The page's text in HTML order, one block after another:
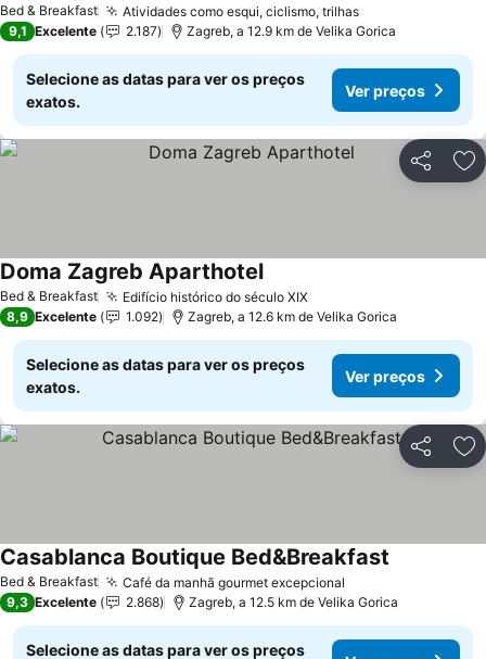
Bed & Breakfast Atividades como esqui, ciclismo, trilhasVer preços
9,1 Excelente 2.187 Zagreb, a 12.9 km de Velika Gorica
Selecione as datas para ver os preços
exatos.
Ver preços
Partilhar
Bed & Breakfast Edifício histórico do século XIXVer preços
Doma Zagreb AparthotelVer preços
8,9 Excelente 1.092 Zagreb, a 12.6 km de Velika Gorica
Selecione as datas para ver os preços
exatos.
Ver preços
Partilhar
Bed & Breakfast Café da manhã gourmet excepcional
Casablanca Boutique Bed&Breakfast
9,3 Excelente 2.868 Zagreb, a 12.5 km de Velika Gorica
Selecione as datas para ver os preços